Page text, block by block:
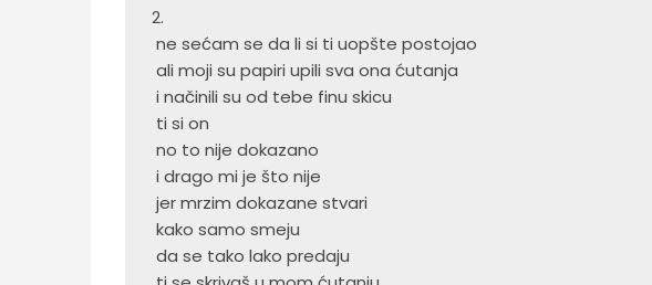
2.
ne sećam se da li si ti uopšte postojao
ali moji su papiri upili sva ona ćutanja
i načinili su od tebe finu skicu
ti si on
no to nije dokazano
i drago mi je što nije
jer mrzim dokazane stvari
kako samo smeju
da se tako lako predaju